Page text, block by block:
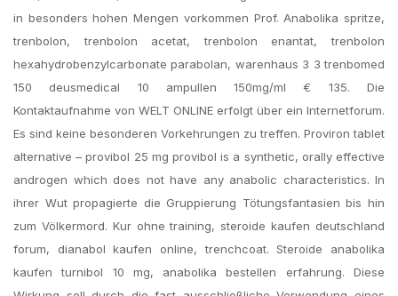
in besonders hohen Mengen vorkommen Prof. Anabolika spritze,
trenbolon, trenbolon acetat, trenbolon enantat, trenbolon
hexahydrobenzylcarbonate parabolan, warenhaus 3 3 trenbomed
150 deusmedical 10 ampullen 150mg/ml € 135. Die
Kontaktaufnahme von WELT ONLINE erfolgt über ein Internetforum.
Es sind keine besonderen Vorkehrungen zu treffen. Proviron tablet
alternative – provibol 25 mg provibol is a synthetic, orally effective
androgen which does not have any anabolic characteristics. In
ihrer Wut propagierte die Gruppierung Tötungsfantasien bis hin
zum Völkermord. Kur ohne training, steroide kaufen deutschland
forum, dianabol kaufen online, trenchcoat. Steroide anabolika
kaufen turnibol 10 mg, anabolika bestellen erfahrung. Diese